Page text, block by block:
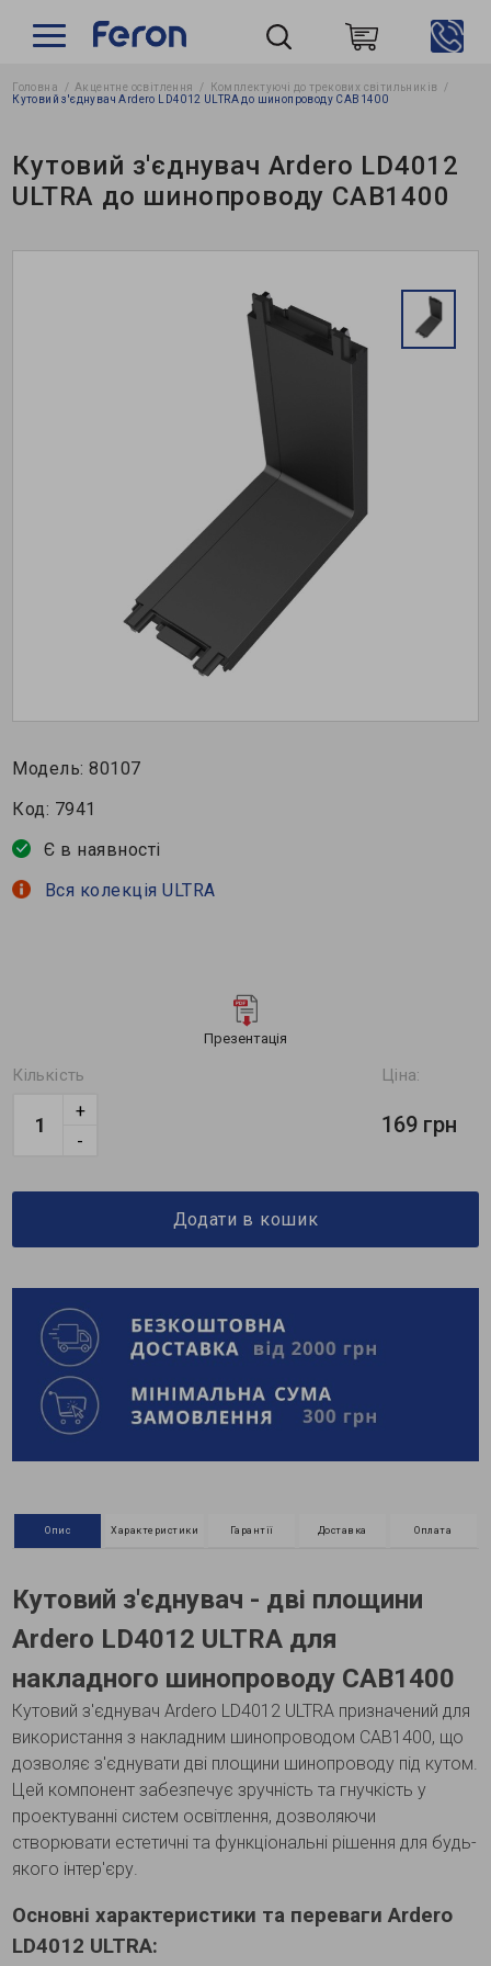
Пошук
Головна Акцентне освітлення
Комплектуючі до трекових світильників
Кутовий з'єднувач Ardero LD4012 ULTRA до шинопроводу CAB1400
Кутовий з'єднувач Ardero LD4012
ULTRA до шинопроводу CAB1400
Модель:80107
Код: 7941
Є в наявності
Вся колекція ULTRA
Презентація
Кількість
-
+
Ціна:
169 грн
Додати в кошик
Опис Характеристики Гарантії Доставка Оплата
Кутовий з'єднувач - дві площини
Ardero LD4012 ULTRA для
накладного шинопроводу CAB1400
Кутовий з'єднувач Ardero LD4012 ULTRA призначений для
використання з накладним шинопроводом CAB1400, що
дозволяє з'єднувати дві площини шинопроводу під кутом.
Цей компонент забезпечує зручність та гнучкість у
проектуванні систем освітлення, дозволяючи
створювати естетичні та функціональні рішення для будь-
якого інтер'єру.
Основні характеристики та переваги Ardero
LD4012 ULTRA: